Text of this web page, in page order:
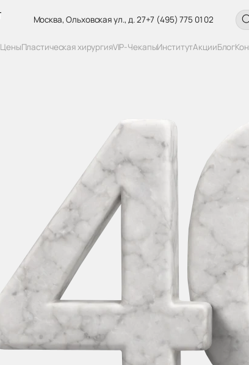
Москва, Ольховская ул., д. 27+7 (495) 775 01 02
ЦеныПластическая хирургияVIP-ЧекапыИнститутАкцииБлог